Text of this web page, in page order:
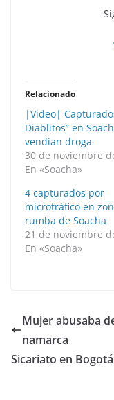
Relacionado
|Video|
Diablitos” en
vendían droga
30 de noviembre
En «Soacha»
4 capturados por
microtráfico en
rumba de Soacha
21 de noviembre
En «Soacha»
Mujer abusaba
namarca
Sicariato en